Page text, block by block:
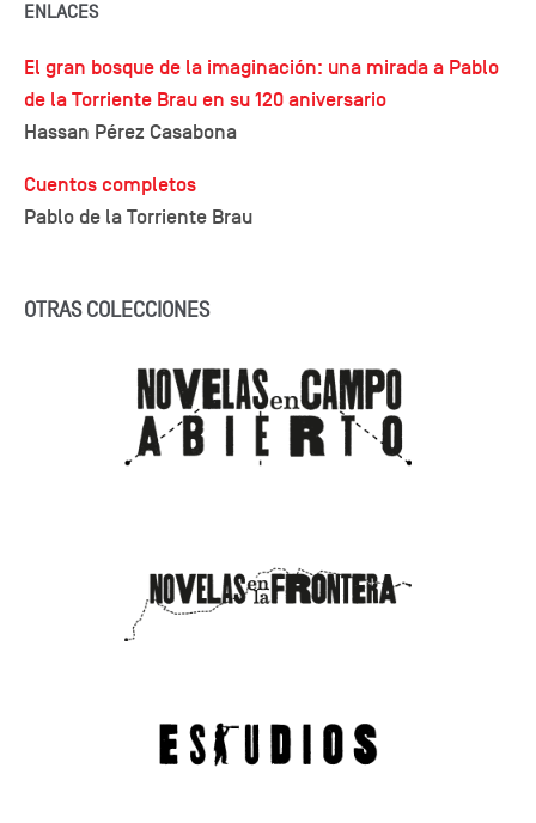
ENLACES
El gran bosque de la imaginación: una mirada a Pablo
de la Torriente Brau en su 120 aniversario
Hassan Pérez Casabona
Cuentos completos
Pablo de la Torriente Brau
OTRAS COLECCIONES